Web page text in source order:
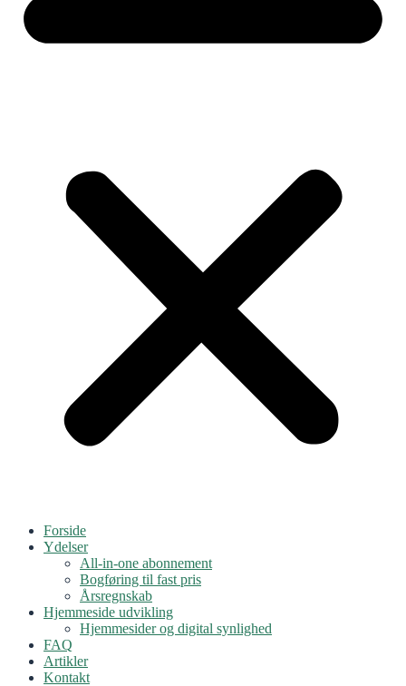
Forside
Ydelser
All-in-one abonnement
Bogføring til fast pris
Årsregnskab
Hjemmeside udvikling
Hjemmesider og digital synlighed
FAQ
Artikler
Kontakt